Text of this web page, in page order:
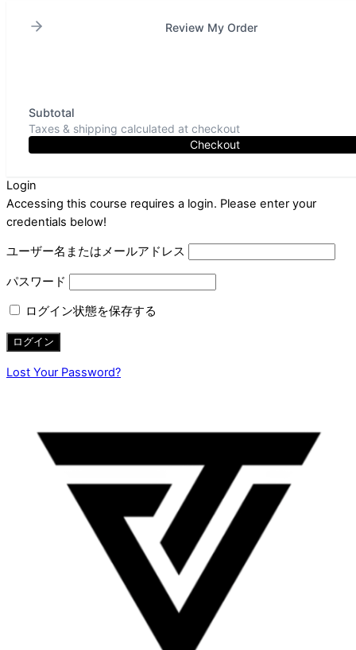
Review My Order
Subtotal
Taxes & shipping calculated at checkout
Checkout
Login
Accessing this course requires a login. Please enter your
credentials below!
ユーザー名またはメールアドレス
パスワード
ログイン状態を保存する
Lost Your Password?